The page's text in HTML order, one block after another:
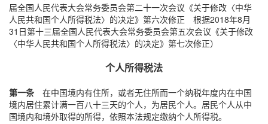
届全国人民代表大会常务委员会第二十一次会议《关于修改〈中华
人民共和国个人所得税法〉的决定》第六次修正 根据2018年8月
31日第十三届全国人民代表大会常务委员会第五次会议《关于修改
〈中华人民共和国个人所得税法〉的决定》第七次修正）
个人所得税法
第一条 在中国境内有住所，或者无住所而一个纳税年度内在中国
境内居住累计满一百八十三天的个人，为居民个人。居民个人从中
国境内和境外取得的所得，依照本法规定缴纳个人所得税。